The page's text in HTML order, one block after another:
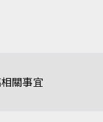
關事宜